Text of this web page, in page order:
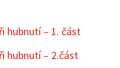
hubnutí – 1. část
hubnutí – 2.část